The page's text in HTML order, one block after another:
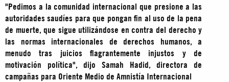
"Pedimos a la comunidad internacional que presione a las
autoridades saudíes para que pongan fin al uso de la pena
de muerte, que sigue utilizándose en contra del derecho y
las normas internacionales de derechos humanos, a
menudo tras juicios flagrantemente injustos y de
motivación política", dijo Samah Hadid, directora de
campañas para Oriente Medio de Amnistía Internacional